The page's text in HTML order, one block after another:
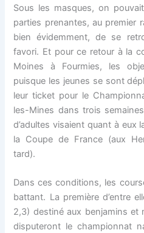
Sous les masques, on
parties prenantes, au premier
bien évidemment, de se
favori. Et pour ce retour à la
Moines à Fourmies, les
puisque les jeunes se sont
leur ticket pour le
les-Mines dans trois
d’adultes visaient quant à eux
la Coupe de France (aux
tard).
Dans ces conditions, les
battant. La première d’entre
2,3) destiné aux benjamins et
disputeront le championnat